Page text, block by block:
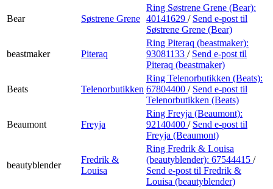
Bear Søstrene Grene
Ring Søstrene Grene (Bear):
40141629 / Send e-post til
Søstrene Grene (Bear)
beastmaker Piteraq
Ring Piteraq (beastmaker):
93081133 / Send e-post til
Piteraq (beastmaker)
Beats Telenorbutikken
Ring Telenorbutikken (Beats):
67804400 / Send e-post til
Telenorbutikken (Beats)
Beaumont Freyja
Ring Freyja (Beaumont):
92140400 / Send e-post til
Freyja (Beaumont)
beautyblender
Fredrik &
Louisa
Ring Fredrik & Louisa
(beautyblender): 67544415 /
Send e-post til Fredrik &
Louisa (beautyblender)